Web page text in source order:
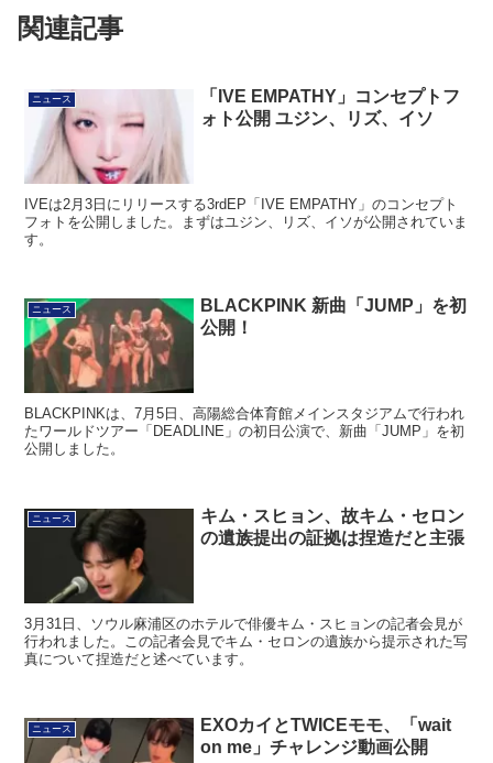
関連記事
ニュース
「IVE EMPATHY」コンセプトフ
ォト公開 ユジン、リズ、イソ
IVEは2月3日にリリースする3rdEP「IVE EMPATHY」のコンセプト
フォトを公開しました。まずはユジン、リズ、イソが公開されていま
す。
ニュース
BLACKPINK 新曲「JUMP」を初
公開！
BLACKPINKは、7月5日、高陽総合体育館メインスタジアムで行われ
たワールドツアー「DEADLINE」の初日公演で、新曲「JUMP」を初
公開しました。
ニュース
キム・スヒョン、故キム・セロン
の遺族提出の証拠は捏造だと主張
3月31日、ソウル麻浦区のホテルで俳優キム・スヒョンの記者会見が
行われました。この記者会見でキム・セロンの遺族から提示された写
真について捏造だと述べています。
ニュース
EXOカイとTWICEモモ、「wait
on me」チャレンジ動画公開